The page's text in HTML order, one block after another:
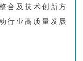
合及技术创新方
行业高质量发展